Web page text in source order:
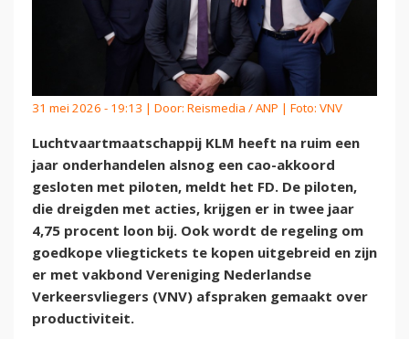
31 mei 2026 - 19:13 | Door: Reismedia / ANP | Foto: VNV
Luchtvaartmaatschappij KLM heeft na ruim een
jaar onderhandelen alsnog een cao-akkoord
gesloten met piloten, meldt het FD. De piloten,
die dreigden met acties, krijgen er in twee jaar
4,75 procent loon bij. Ook wordt de regeling om
goedkope vliegtickets te kopen uitgebreid en zijn
er met vakbond Vereniging Nederlandse
Verkeersvliegers (VNV) afspraken gemaakt over
productiviteit.